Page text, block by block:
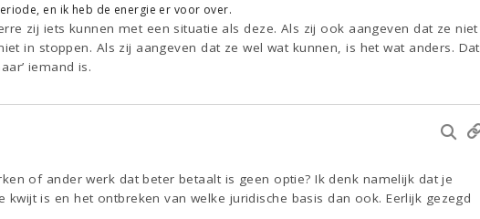
en ik heb de energie er voor over.
zij iets kunnen met een situatie als deze. Als zij ook aangeven dat ze niet
in stoppen. Als zij aangeven dat ze wel wat kunnen, is het wat anders. Dat
iemand is.
of ander werk dat beter betaalt is geen optie? Ik denk namelijk dat je
is en het ontbreken van welke juridische basis dan ook. Eerlijk gezegd